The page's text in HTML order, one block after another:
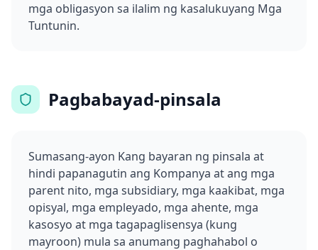
mga obligasyon sa ilalim ng kasalukuyang Mga
Tuntunin.
Pagbabayad-pinsala
Sumasang-ayon Kang bayaran ng pinsala at
hindi papanagutin ang Kompanya at ang mga
parent nito, mga subsidiary, mga kaakibat, mga
opisyal, mga empleyado, mga ahente, mga
kasosyo at mga tagapaglisensya (kung
mayroon) mula sa anumang paghahabol o